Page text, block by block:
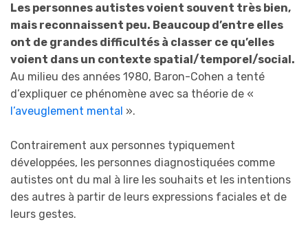
Les personnes autistes voient souvent très bien,
mais reconnaissent peu. Beaucoup d’entre elles
ont de grandes difficultés à classer ce qu’elles
voient dans un contexte spatial/temporel/social.
Au milieu des années 1980, Baron-Cohen a tenté
d’expliquer ce phénomène avec sa théorie de «
l’aveuglement mental ».
Contrairement aux personnes typiquement
développées, les personnes diagnostiquées comme
autistes ont du mal à lire les souhaits et les intentions
des autres à partir de leurs expressions faciales et de
leurs gestes.